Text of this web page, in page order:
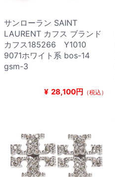
サンローラン SAINT
LAURENT カフス ブランド
カフス185266 Y1010
9071ホワイト系 bos-14
gsm-3
¥ 28,100円 （税込）